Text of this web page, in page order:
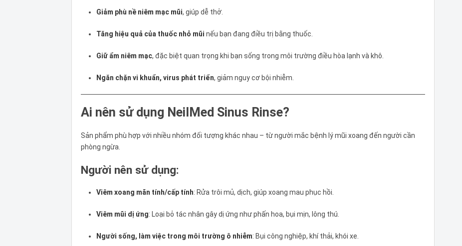
Giảm phù nề niêm mạc mũi, giúp dễ thở.
Tăng hiệu quả của thuốc nhỏ mũi nếu bạn đang điều trị bằng thuốc.
Giữ ẩm niêm mạc, đặc biệt quan trọng khi bạn sống trong môi trường điều hòa lạnh và khô.
Ngăn chặn vi khuẩn, virus phát triển, giảm nguy cơ bội nhiễm.
Ai nên sử dụng NeilMed Sinus Rinse?
Sản phẩm phù hợp với nhiều nhóm đối tượng khác nhau – từ người mắc bệnh lý mũi xoang đến người cần
phòng ngừa.
Người nên sử dụng:
Viêm xoang mãn tính/cấp tính: Rửa trôi mủ, dịch, giúp xoang mau phục hồi.
Viêm mũi dị ứng: Loại bỏ tác nhân gây dị ứng như phấn hoa, bụi mịn, lông thú.
Người sống, làm việc trong môi trường ô nhiễm: Bụi công nghiệp, khí thải, khói xe.